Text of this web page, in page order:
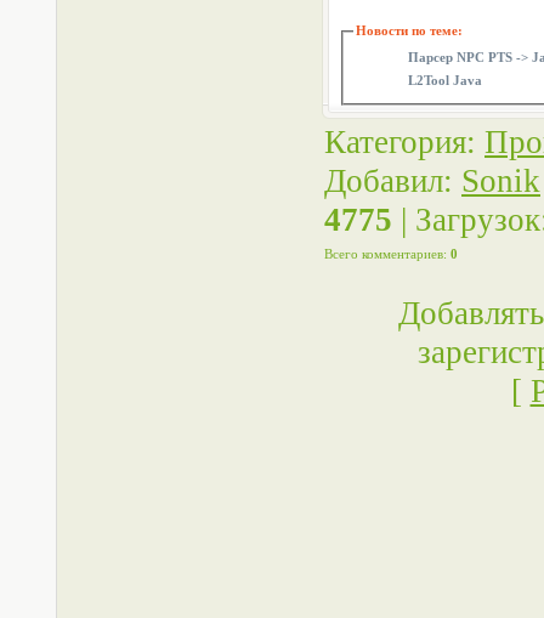
Новости по теме:
Парсер NPC PTS ->
L2Tool Java
Категория:
Добавил: Sonik
4775 | Загрузок
Всего комментариев: 0
[